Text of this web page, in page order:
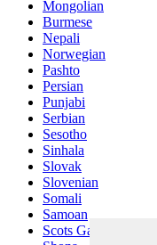
Mongolian
Burmese
Nepali
Norwegian
Pashto
Persian
Punjabi
Serbian
Sesotho
Sinhala
Slovak
Slovenian
Somali
Samoan
Scots Gaelic